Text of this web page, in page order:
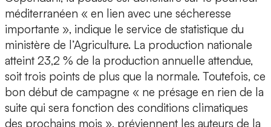
méditerranéen « en lien avec une sécheresse
importante », indique le service de statistique du
ministère de l’Agriculture. La production nationale
atteint 23,2 % de la production annuelle attendue,
soit trois points de plus que la normale. Toutefois, ce
bon début de campagne « ne présage en rien de la
suite qui sera fonction des conditions climatiques
des prochains mois », préviennent les auteurs de la